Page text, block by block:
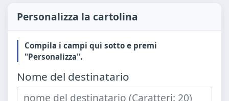
Personalizza la cartolina
Compila i campi qui sotto e premi
"Personalizza".
Nome del destinatario